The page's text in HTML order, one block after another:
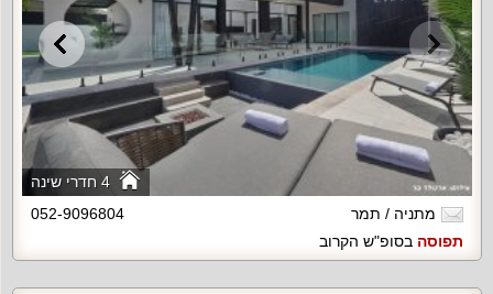
4 חדרי שינה
מתניה / תמר
052-9096804
תפוסה בסופ"ש הקרוב